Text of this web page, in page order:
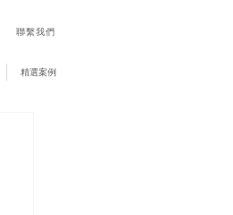
​聯繫我們
精選案例